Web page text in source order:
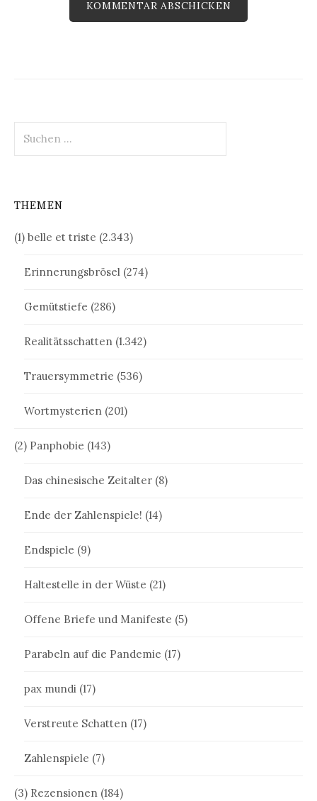
nach:
THEMEN
(1) belle et triste (2.343)
Erinnerungsbrösel (274)
Gemütstiefe (286)
Realitätsschatten (1.342)
Trauersymmetrie (536)
Wortmysterien (201)
(2) Panphobie (143)
Das chinesische Zeitalter (8)
Ende der Zahlenspiele! (14)
Endspiele (9)
Haltestelle in der Wüste (21)
Offene Briefe und Manifeste (5)
Parabeln auf die Pandemie (17)
pax mundi (17)
Verstreute Schatten (17)
Zahlenspiele (7)
(3) Rezensionen (184)